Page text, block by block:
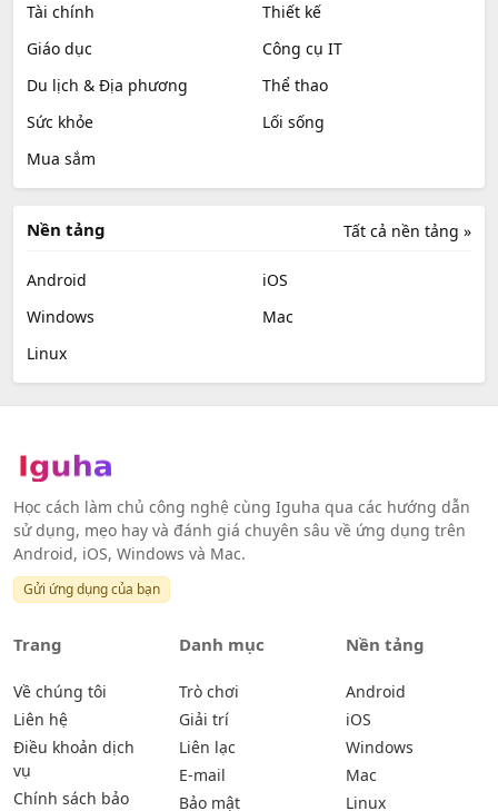
Tài chính
Thiết kế
Giáo dục
Công cụ IT
Du lịch & Địa phương
Thể thao
Sức khỏe
Lối sống
Mua sắm
Tất cả nền tảng »
Nền tảng
Android
iOS
Windows
Mac
Linux
Học cách làm chủ công nghệ cùng Iguha qua các hướng dẫn
sử dụng, mẹo hay và đánh giá chuyên sâu về ứng dụng trên
Android, iOS, Windows và Mac.
Gửi ứng dụng của bạn
Trang
Về chúng tôi
Liên hệ
Điều khoản dịch
vụ
Chính sách bảo
Danh mục
Trò chơi
Giải trí
Liên lạc
E-mail
Bảo mật
Nền tảng
Android
iOS
Windows
Mac
Linux